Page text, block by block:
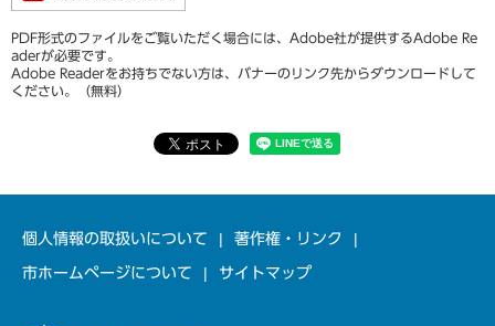
PDF形式のファイルをご覧いただく場合には、Adobe社が提供するAdobe Re
aderが必要です。
Adobe Readerをお持ちでない方は、バナーのリンク先からダウンロードして
ください。（無料）
個人情報の取扱いについて 著作権・リンク
市ホームページについて サイトマップ